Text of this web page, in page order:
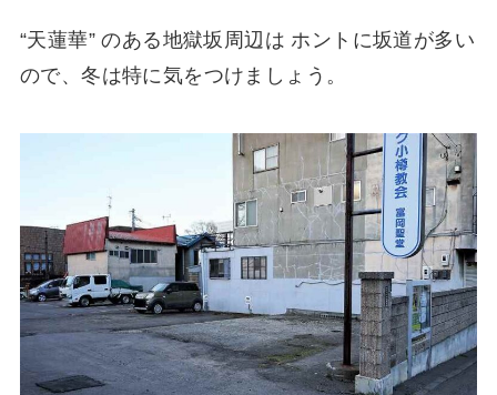
“天蓮華” のある地獄坂周辺は ホントに坂道が多い
ので、冬は特に気をつけましょう。